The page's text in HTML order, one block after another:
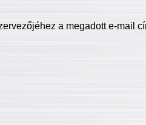
a megadott e-mail